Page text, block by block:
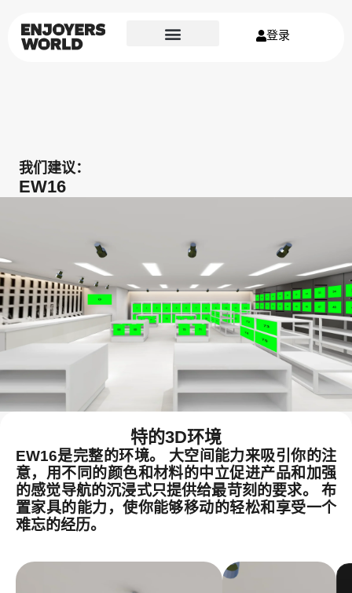
登录
我们建议：
EW16
特的3D环境
EW16是完整的环境。 大空间能力来吸引你的注
意，用不同的颜色和材料的中立促进产品和加强
的感觉导航的沉浸式只提供给最苛刻的要求。 布
置家具的能力，使你能够移动的轻松和享受一个
难忘的经历。